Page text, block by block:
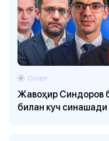
Жавоҳир Синдоров
билан куч синашади
Спорт